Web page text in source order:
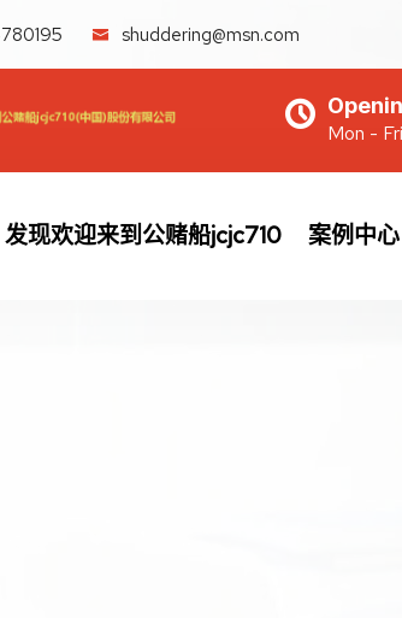
shuddering@msn.com
Mon -
发现欢迎来到公赌船jcjc710 案例中心